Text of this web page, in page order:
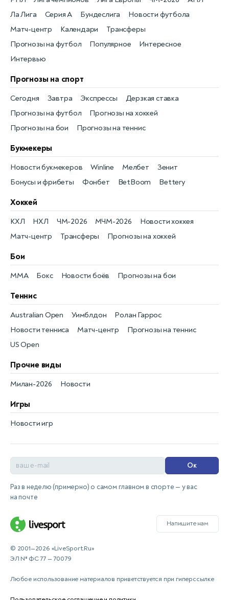
Новости футбола
Матч-центр Календари Трансферы
Прогнозы на футбол Популярное
Ла Лига
Интересное
Серия А
Интервью
Бундеслига
Прогнозы на спорт
Прогнозы на футбол
Сегодня
Прогнозы на хоккей
Завтра
Прогнозы на бои
Экспрессы
Прогнозы на теннис
Дерзкая ставка
Букмекеры
Бонусы и фрибеты
Новости букмекеров
Фонбет
Winline
BetBoom
Мелбет
Bettery
Зенит
Хоккей
Новости хоккея
КХЛ
Матч-центр
НХЛ
Трансферы
ЧМ-2026
Прогнозы на хоккей
МЧМ-2026
Бои
Новости боёв
MMA Прогнозы на бои
Бокс
Теннис
Новости тенниса
Australian Open
Матч-центр
Уимблдон
Прогнозы на теннис
Ролан Гаррос
US Open
Прочие виды
Новости
Милан-2026
Игры
Новости игр
Ок
Раз в неделю (примерно) о самом главном в спорте — у вас
на почте
Напишите нам
© 2001—2026 «LiveSport.Ru»
ЭЛ № ФС 77 — 70079
Любое использование материалов приветствуется при гиперссылке